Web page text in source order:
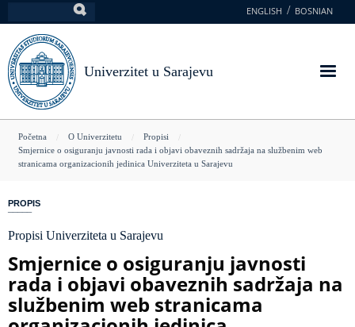
na
glavni
sadržaj
ENGLISH BOSNIAN
Univerzitet u Sarajevu
You
are
Početna O Univerzitetu
Propisi
Smjernice o osiguranju javnosti rada i objavi obaveznih sadržaja na službenim web
stranicama organizacionih jedinica Univerziteta u Sarajevu
PROPIS
Propisi Univerziteta u Sarajevu
Smjernice o osiguranju javnosti
rada i objavi obaveznih sadržaja na
službenim web stranicama